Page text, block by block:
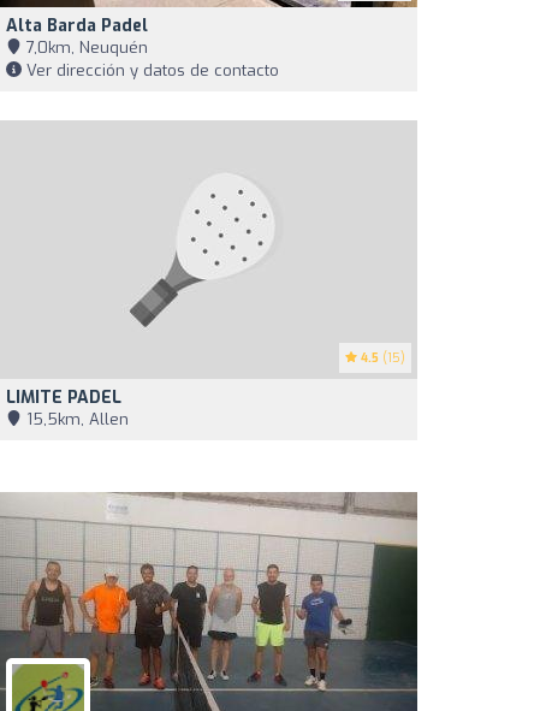
Alta Barda Padel
7,0km, Neuquén
Ver dirección y datos de contacto
4.5 (15)
LIMITE PADEL
15,5km, Allen